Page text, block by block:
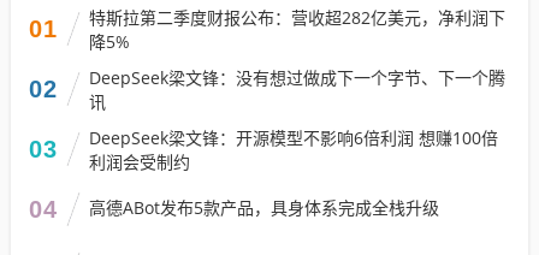
01
特斯拉第二季度财报公布：营收超282亿美元，净利润下
降5%
02
DeepSeek梁文锋：没有想过做成下一个字节、下一个腾
讯
03
DeepSeek梁文锋：开源模型不影响6倍利润 想赚100倍
利润会受制约
04 高德ABot发布5款产品，具身体系完成全栈升级